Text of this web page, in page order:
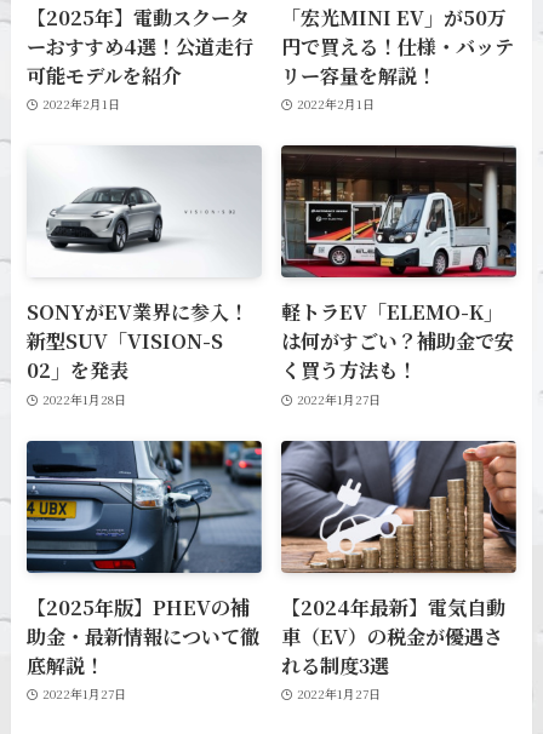
【2025年】電動スクータ
ーおすすめ4選！公道走行
可能モデルを紹介
2022年2月1日
「宏光MINI EV」が50万
円で買える！仕様・バッテ
リー容量を解説！
2022年2月1日
SONYがEV業界に参入！
新型SUV「VISION-S
02」を発表
2022年1月28日
軽トラEV「ELEMO-K」
は何がすごい？補助金で安
く買う方法も！
2022年1月27日
【2025年版】PHEVの補
助金・最新情報について徹
底解説！
2022年1月27日
【2024年最新】電気自動
車（EV）の税金が優遇さ
れる制度3選
2022年1月27日